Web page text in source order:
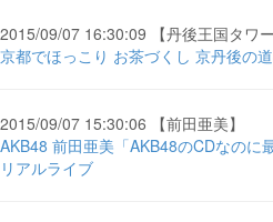
2015/09/07 16:30:09 【丹後王国タワー
京都でほっこり お茶づくし 京丹後の
2015/09/07 15:30:06 【前田亜美】
AKB48 前田亜美「AKB48のCDなのに
リアルライブ